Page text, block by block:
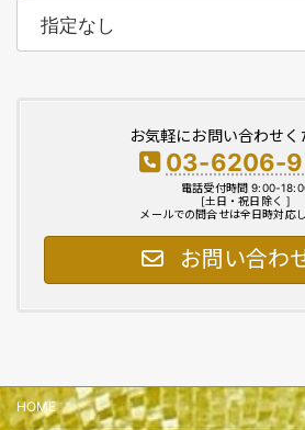
お気軽にお問い合わせく
03-6206-
電話受付時間 9:00-
[土日・祝日除く ]
メールでの問合せは全日時対応
お問い合わ
HOME